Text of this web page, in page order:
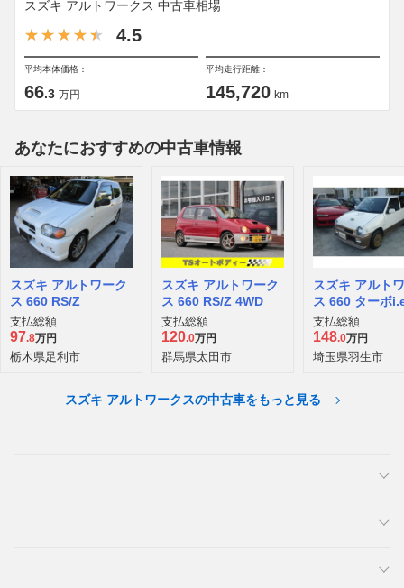
スズキ アルトワークス 中古車相場
4.5
平均本体価格：
66.3 万円
平均走行距離：
145,720 km
あなたにおすすめの中古車情報
スズキ アルトワーク
ス 660 RS/Z
支払総額
97.8万円
栃木県足利市
スズキ アルトワーク
ス 660 RS/Z 4WD
支払総額
120.0万円
群馬県太田市
スズキ アルト
ス 660 ターボ
支払総額
148.0万円
埼玉県羽生市
スズキ アルトワークスの中古車をもっと見る